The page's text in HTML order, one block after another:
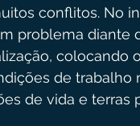
conflitos. No
problema diante
colocando
de trabalho
de vida e terras